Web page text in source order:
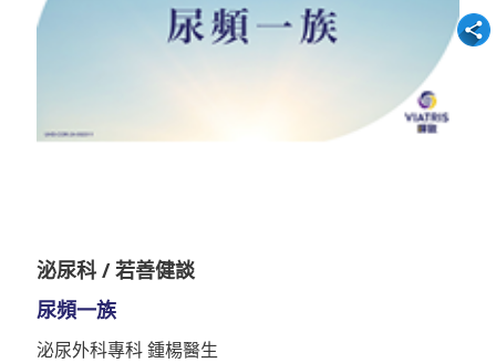
泌尿科 / 若善健談
尿頻一族
泌尿外科專科 鍾楊醫生